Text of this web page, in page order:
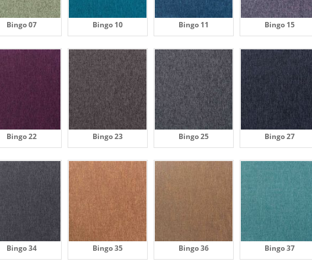
Bingo 07 Bingo 10 Bingo 11 Bingo 15
Bingo 22 Bingo 23 Bingo 25 Bingo 27
Bingo 34 Bingo 35 Bingo 36 Bingo 37